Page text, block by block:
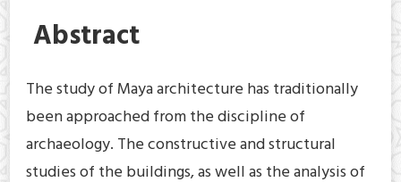
Abstract
The study of Maya architecture has traditionally
been approached from the discipline of
archaeology. The constructive and structural
studies of the buildings, as well as the analysis of